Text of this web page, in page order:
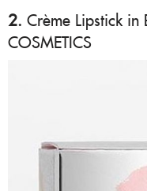
2. Crème Lipstick in
COSMETICS